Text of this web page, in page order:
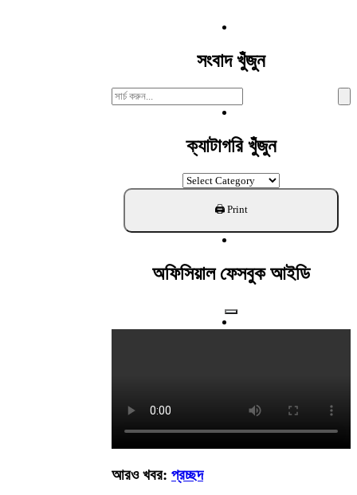
সংবাদ খুঁজুন
Search
For:
ক্যাটাগরি খুঁজুন
ক্যাটাগরি
খুঁজুন
অফিসিয়াল ফেসবুক আইডি
আরও খবর: প্রচ্ছদ